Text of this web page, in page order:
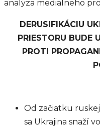
analýza mediálneho
DERUSIFIKÁCIU
PRIESTORU BUDE
PROTI
Od začiatku
sa Ukrajina snaží